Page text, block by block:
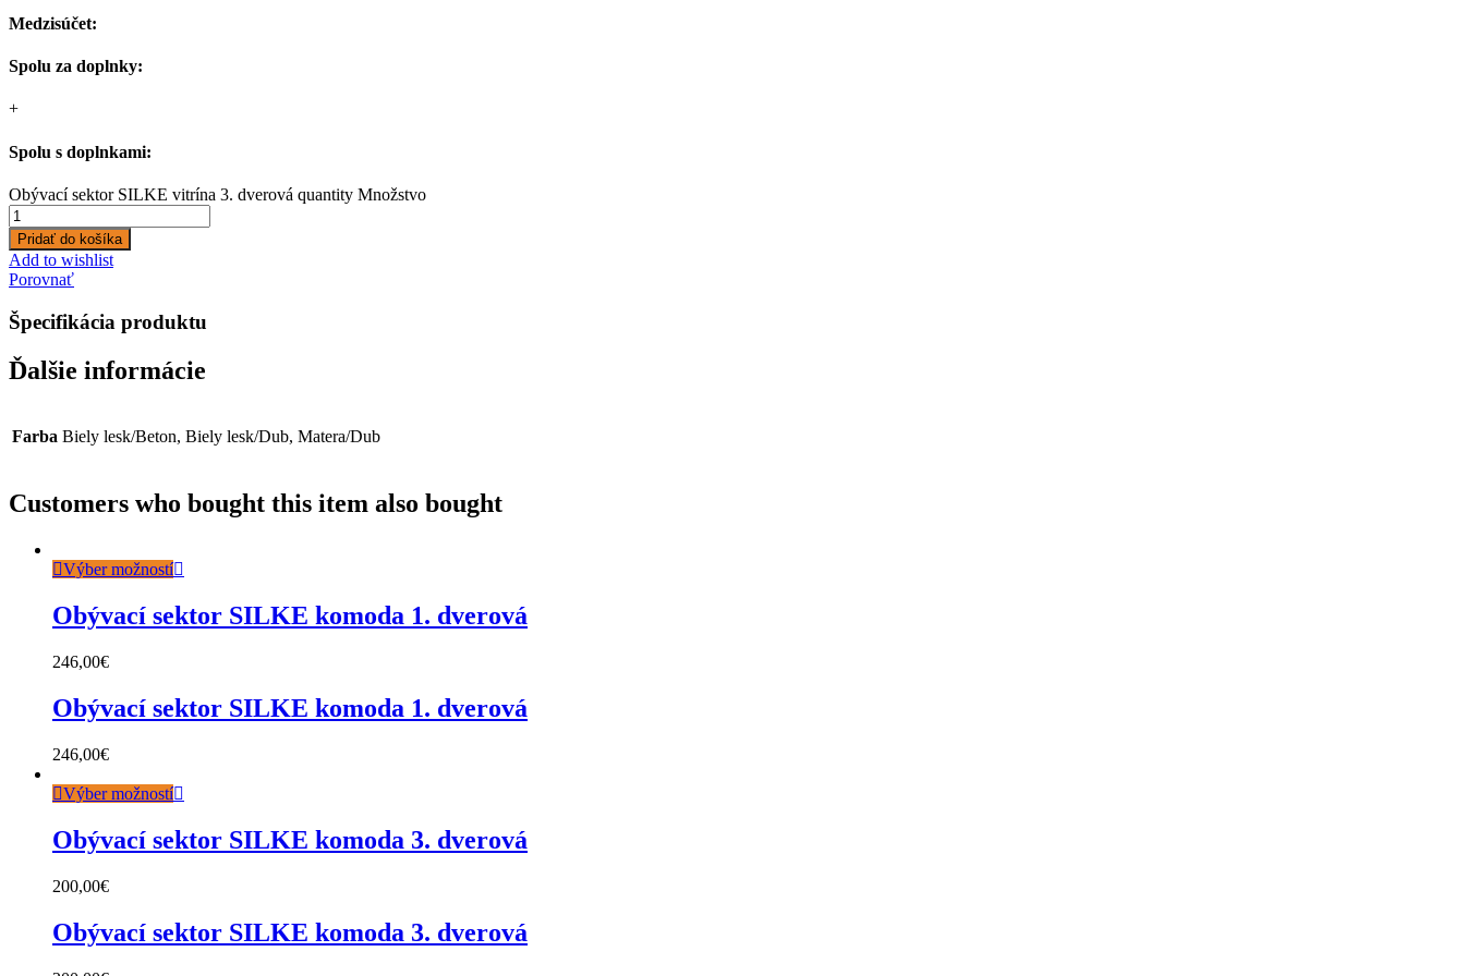
Medzisúčet:
Spolu za doplnky:
+
Spolu s doplnkami:
Obývací sektor SILKE vitrína 3. dverová quantity Množstvo
Pridať do košíka
Add to wishlist
Porovnať
Špecifikácia produktu
Ďalšie informácie
Farba Biely lesk/Beton, Biely lesk/Dub, Matera/Dub
Customers who bought this item also bought
Výber možností
Obývací sektor SILKE komoda 1. dverová
246,00€
Obývací sektor SILKE komoda 1. dverová
246,00€
Výber možností
Obývací sektor SILKE komoda 3. dverová
200,00€
Obývací sektor SILKE komoda 3. dverová